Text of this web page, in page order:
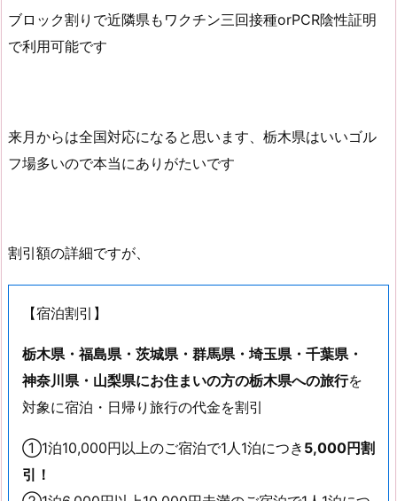
ブロック割りで近隣県もワクチン三回接種orPCR陰性証明
で利用可能です
来月からは全国対応になると思います、栃木県はいいゴル
フ場多いので本当にありがたいです
割引額の詳細ですが、
【宿泊割引】
栃木県・福島県・茨城県・群馬県・埼玉県・千葉県・
神奈川県・山梨県にお住まいの方の栃木県への旅行を
対象に宿泊・日帰り旅行の代金を割引
①1泊10,000円以上のご宿泊で1人1泊につき 5,000円割
引！